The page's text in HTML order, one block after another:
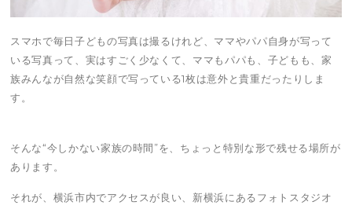
スマホで毎日子どもの写真は撮るけれど、ママやパパ自身が写って
いる写真って、実はすごく少なくて、ママもパパも、子どもも、家
族みんなが自然な笑顔で写っている1枚は意外と貴重だったりしま
す。
そんな“今しかない家族の時間”を、ちょっと特別な形で残せる場所が
あります。
それが、横浜市内でアクセスが良い、新横浜にあるフォトスタジオ